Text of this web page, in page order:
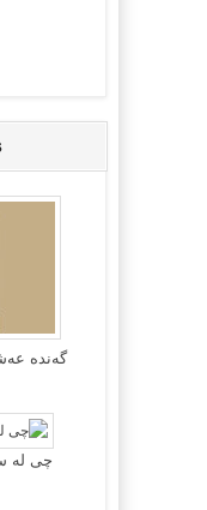
گه‌نده‌
چی لە